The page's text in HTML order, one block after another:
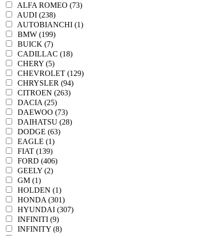
ALFA ROMEO (73)
AUDI (238)
AUTOBIANCHI (1)
BMW (199)
BUICK (7)
CADILLAC (18)
CHERY (5)
CHEVROLET (129)
CHRYSLER (94)
CITROEN (263)
DACIA (25)
DAEWOO (73)
DAIHATSU (28)
DODGE (63)
EAGLE (1)
FIAT (139)
FORD (406)
GEELY (2)
GM (1)
HOLDEN (1)
HONDA (301)
HYUNDAI (307)
INFINITI (9)
INFINITY (8)